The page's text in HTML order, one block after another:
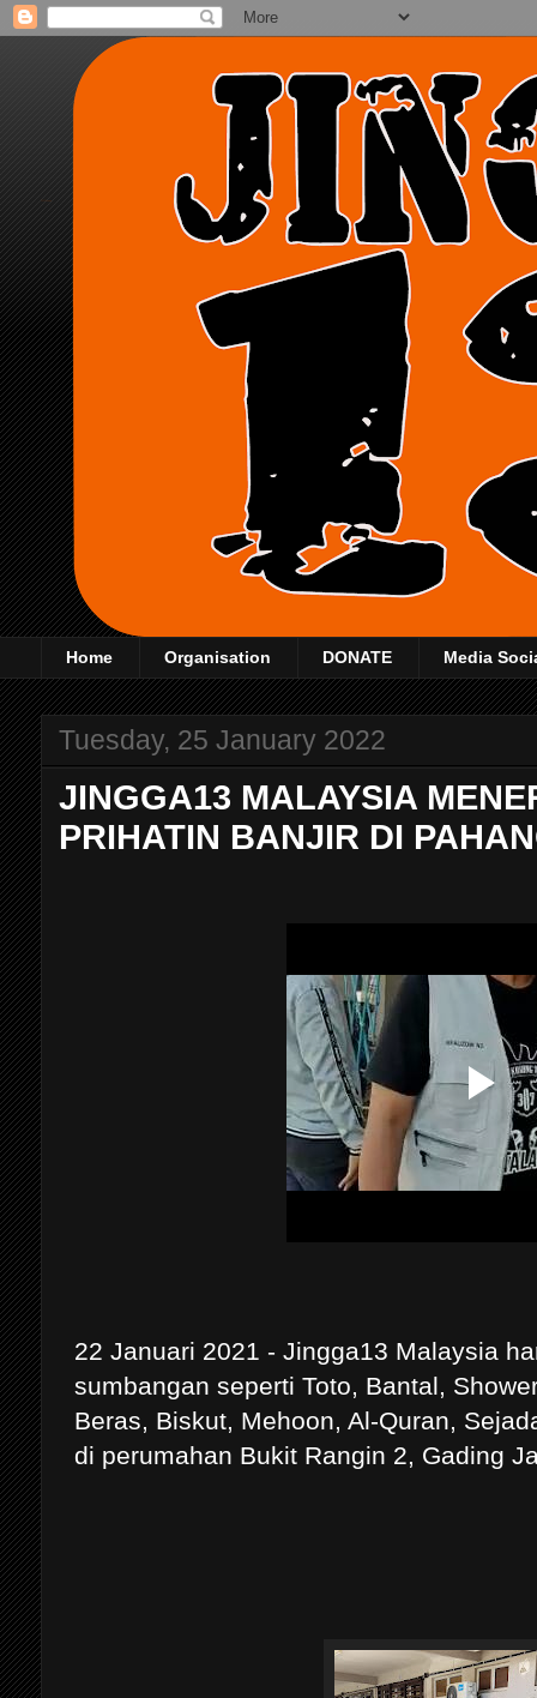
Home Organisation DONATE Media
Tuesday, 25 January 2022
JINGGA13 MALAYSIA
PRIHATIN BANJIR DI
22 Januari 2021 - Jingga13 Malaysia
sumbangan seperti Toto, Bantal,
Beras, Biskut, Mehoon, Al-Quran,
di perumahan Bukit Rangin 2, Gading